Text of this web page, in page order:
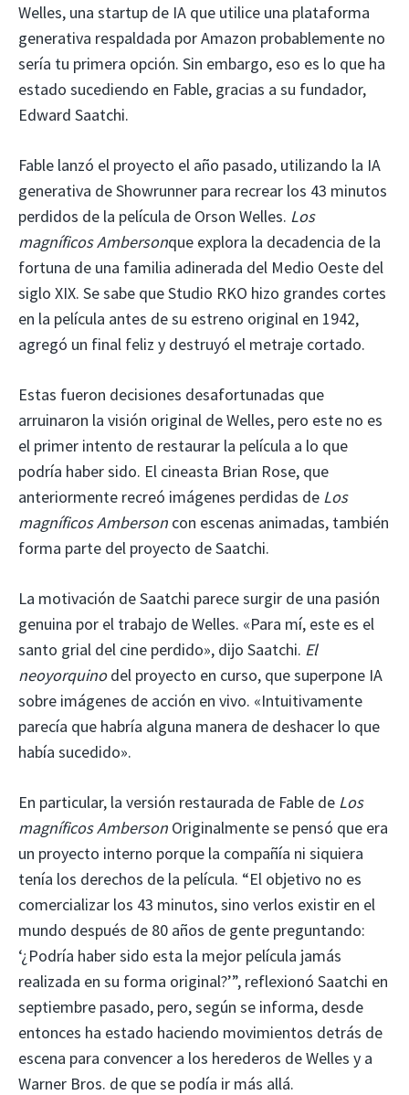
Welles, una startup de IA que utilice una plataforma
generativa respaldada por Amazon probablemente no
sería tu primera opción. Sin embargo, eso es lo que ha
estado sucediendo en Fable, gracias a su fundador,
Edward Saatchi.
Fable lanzó el proyecto el año pasado, utilizando la IA
generativa de Showrunner para recrear los 43 minutos
perdidos de la película de Orson Welles. Los
magníficos Ambersonque explora la decadencia de la
fortuna de una familia adinerada del Medio Oeste del
siglo XIX. Se sabe que Studio RKO hizo grandes cortes
en la película antes de su estreno original en 1942,
agregó un final feliz y destruyó el metraje cortado.
Estas fueron decisiones desafortunadas que
arruinaron la visión original de Welles, pero este no es
el primer intento de restaurar la película a lo que
podría haber sido. El cineasta Brian Rose, que
anteriormente recreó imágenes perdidas de Los
magníficos Amberson con escenas animadas, también
forma parte del proyecto de Saatchi.
La motivación de Saatchi parece surgir de una pasión
genuina por el trabajo de Welles. «Para mí, este es el
santo grial del cine perdido», dijo Saatchi. El
neoyorquinodel proyecto en curso, que superpone IA
sobre imágenes de acción en vivo. «Intuitivamente
parecía que habría alguna manera de deshacer lo que
había sucedido».
En particular, la versión restaurada de Fable de Los
magníficos Amberson Originalmente se pensó que era
un proyecto interno porque la compañía ni siquiera
tenía los derechos de la película. “El objetivo no es
comercializar los 43 minutos, sino verlos existir en el
mundo después de 80 años de gente preguntando:
‘¿Podría haber sido esta la mejor película jamás
realizada en su forma original?’”, reflexionó Saatchi en
septiembre pasado, pero, según se informa, desde
entonces ha estado haciendo movimientos detrás de
escena para convencer a los herederos de Welles y a
Warner Bros. de que se podía ir más allá.